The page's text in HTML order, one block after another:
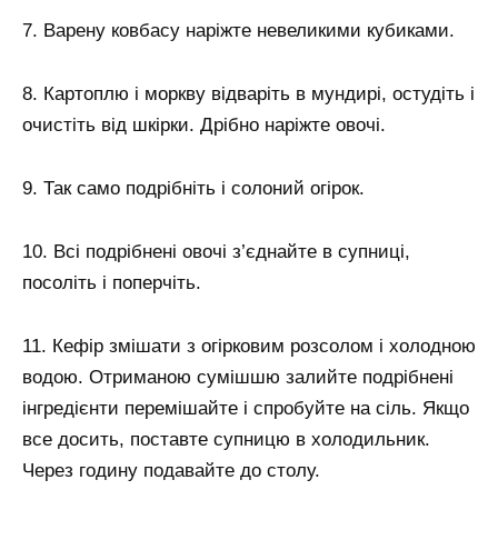
7. Варену ковбасу наріжте невеликими кубиками.
8. Картоплю і моркву відваріть в мундирі, остудіть і
очистіть від шкірки. Дрібно наріжте овочі.
9. Так само подрібніть і солоний огірок.
10. Всі подрібнені овочі з’єднайте в супниці,
посоліть і поперчіть.
11. Кефір змішати з огірковим розсолом і холодною
водою. Отриманою сумішшю залийте подрібнені
інгредієнти перемішайте і спробуйте на сіль. Якщо
все досить, поставте супницю в холодильник.
Через годину подавайте до столу.